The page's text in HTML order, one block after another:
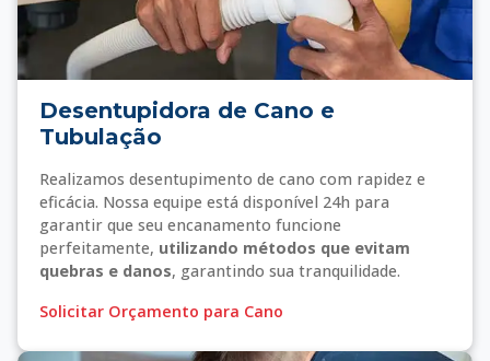
Desentupidora de Cano e
Tubulação
Realizamos desentupimento de cano com rapidez e
eficácia. Nossa equipe está disponível 24h para
garantir que seu encanamento funcione
perfeitamente, utilizando métodos que evitam
quebras e danos, garantindo sua tranquilidade.
Solicitar Orçamento para Cano